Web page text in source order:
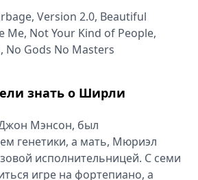
Version 2.0, Beautiful
Me, Not Your Kind of People,
No Gods No Masters
знать о Ширли
Мэнсон, был
генетики, а мать, Мюриэл
исполнительницей. С семи
игре на фортепиано, а